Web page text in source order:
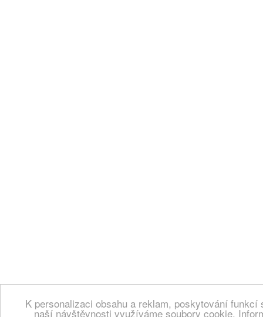
K personalizaci obsahu a reklam, poskytování
naší návštěvnosti využíváme soubory cookie.